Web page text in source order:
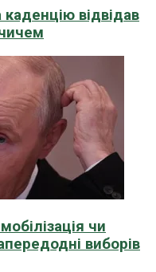
відвідав
чи
виборів